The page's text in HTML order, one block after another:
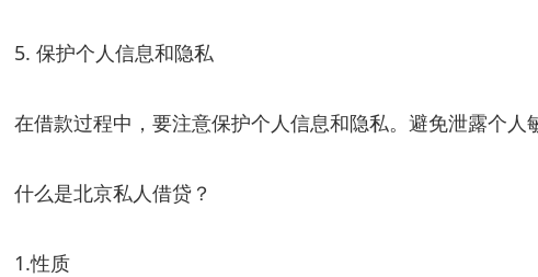
5. 保护个人信息和隐私
在借款过程中，要注意保护个人信息和隐私。避免泄露个人
什么是北京私人借贷？
1.性质